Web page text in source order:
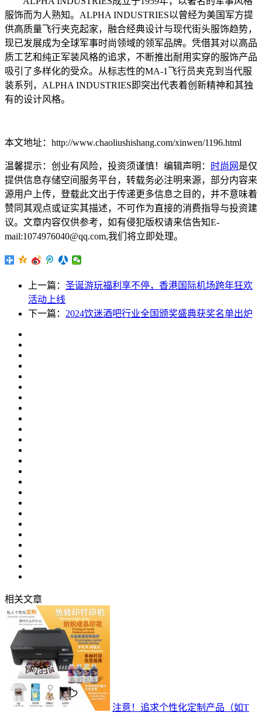
服饰而为人熟知。ALPHA INDUSTRIES以曾经为美国军方提
供高质量飞行夹克起家，融合经典设计与现代街头服饰趋势，
现已发展成为全球军事时尚领域的领军品牌。凭借其对以高品
质工艺和纯正军装风格的追求，不断推出耐用实穿的服饰产品
吸引了多样化的受众。从标志性的MA-1飞行员夹克到当代服
装系列，ALPHA INDUSTRIES即突出代表着创新精神和其独
有的设计风格。
本文地址：http://www.chaoliushishang.com/xinwen/1196.html
温馨提示：创业有风险，投资须谨慎！编辑声明： 时尚网 是仅
提供信息存储空间服务平台，转载务必注明来源，部分内容来
源用户上传，登载此文出于传递更多信息之目的，并不意味着
赞同其观点或证实其描述，不可作为直接的消费指导与投资建
议。文章内容仅供参考，如有侵犯版权请来信告知E-
mail:1074976040@qq.com,我们将立即处理。
上一篇： 圣诞游玩福利享不停，香港国际机场跨年狂欢
活动上线
下一篇： 2024饮迷酒吧行业全国颁奖盛典获奖名单出炉
相关文章
注意！追求个性化定制产品（如T